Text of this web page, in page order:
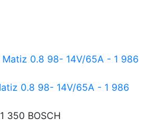
0.8 98- 14V/65A - 1 986
350 BOSCH